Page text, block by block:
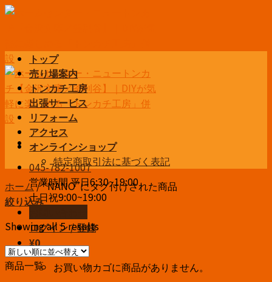
Skip
045-782-1007
営業時間 平日6:30~19:00
土日祝9:00~19:00
ログイン / 登録
¥0
お買い物カゴに商品がありません。
トップ
売り場案内
トンカチ工房
出張サービス
リフォーム
アクセス
オンラインショップ
特定商取引法に基づく表記
ホーム/“NANO”にタグ付けされた商品
絞り込み
Showing all 5 results
商品一覧